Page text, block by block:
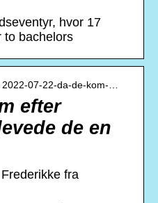
hvor 17
to bachelors
2022-07-22-da-de-kom-…
efter
de en
fra